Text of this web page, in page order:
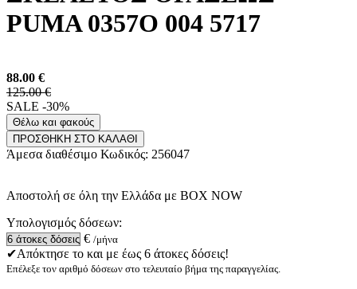
PUMA 0357O 004 5717
88.00 €
125.00 €
SALE -30%
Θέλω και φακούς
ΠΡΟΣΘΗΚΗ ΣΤΟ ΚΑΛΑΘΙ
Άμεσα διαθέσιμο Κωδικός: 256047
Αποστολή σε όλη την Ελλάδα με BOX NOW
Υπολογισμός δόσεων:
€ /μήνα
✔Απόκτησε το και με έως 6 άτοκες δόσεις!
Επέλεξε τον αριθμό δόσεων στο τελευταίο βήμα της παραγγελίας.